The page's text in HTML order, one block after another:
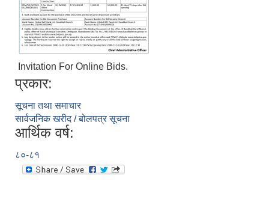
Invitation For Online Bids.
प्रकार:
सूचना तथा समाचार
सार्वजनिक खरीद / बोलपत्र सूचना
आर्थिक वर्ष:
८०-८१